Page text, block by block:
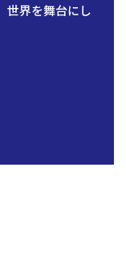
世界を舞台にし